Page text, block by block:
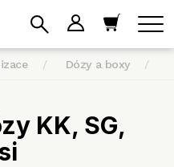
Dózy a boxy
KK, SG,